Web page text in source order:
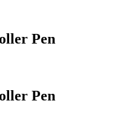
Pen
Pen